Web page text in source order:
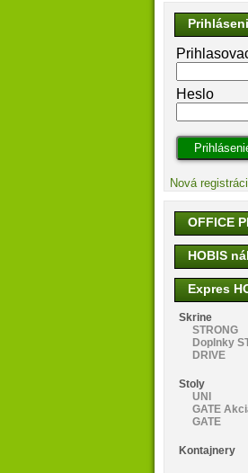
Heslo
Nová
OFFICE
HOBIS
Expres
Skrine
STRONG
Doplnky
DRIVE
Stoly
UNI
GATE
GATE
Kontajnery